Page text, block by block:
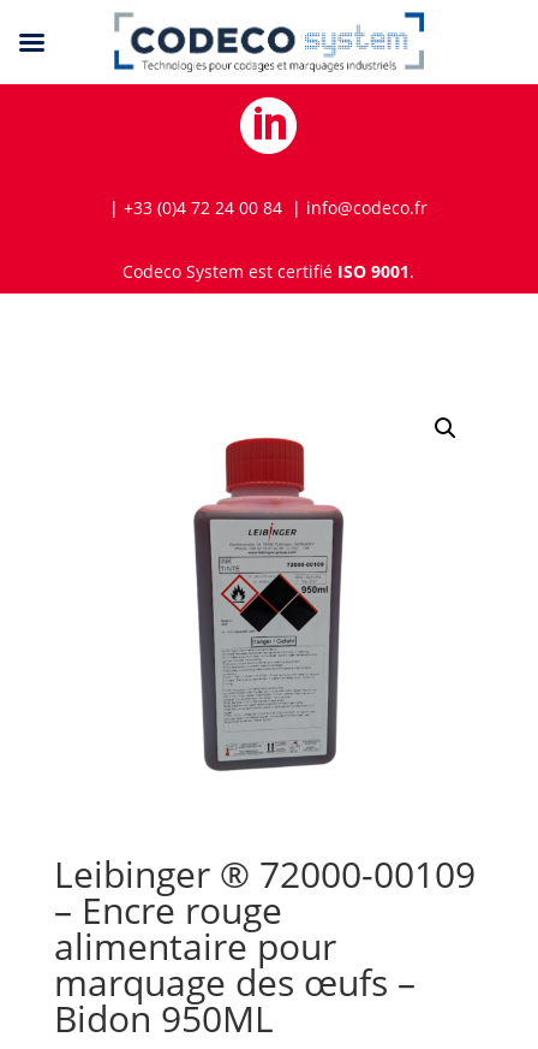

| +33 (0)4 72 24 00 84 | info@codeco.fr
Codeco System est certifié ISO 9001.
Leibinger ® 72000-00109
– Encre rouge
alimentaire pour
marquage des œufs –
Bidon 950ML